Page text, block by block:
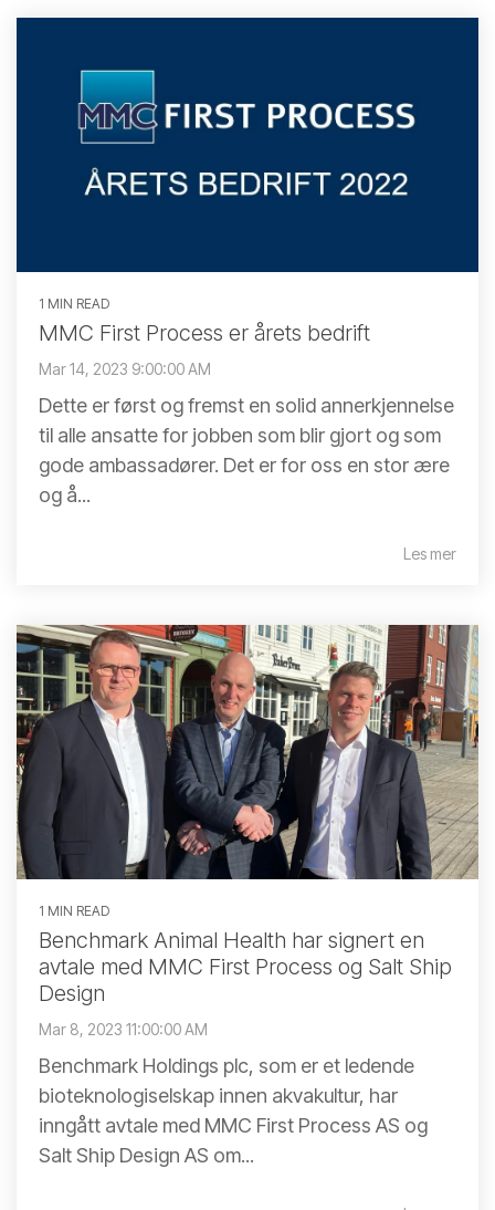
1 MIN READ
MMC First Process er årets bedrift
Mar 14, 2023 9:00:00 AM
Dette er først og fremst en solid annerkjennelse
til alle ansatte for jobben som blir gjort og som
gode ambassadører. Det er for oss en stor ære
og å...
Les mer
1 MIN READ
Benchmark Animal Health har signert en
avtale med MMC First Process og Salt Ship
Design
Mar 8, 2023 11:00:00 AM
Benchmark Holdings plc, som er et ledende
bioteknologiselskap innen akvakultur, har
inngått avtale med MMC First Process AS og
Salt Ship Design AS om...